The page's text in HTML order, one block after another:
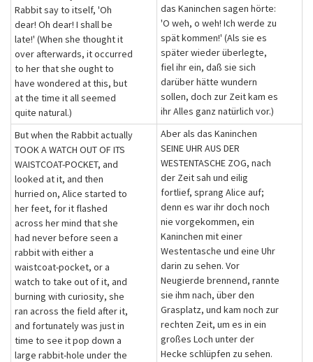
Rabbit say to itself, 'Oh
dear! Oh dear! I shall be
late!' (When she thought it
over afterwards, it occurred
to her that she ought to
have wondered at this, but
at the time it all seemed
quite natural.)
das Kaninchen sagen hörte:
'O weh, o weh! Ich werde zu
spät kommen!' (Als sie es
später wieder überlegte,
fiel ihr ein, daß sie sich
darüber hätte wundern
sollen, doch zur Zeit kam es
ihr Alles ganz natürlich vor.)
But when the Rabbit actually
TOOK A WATCH OUT OF ITS
WAISTCOAT-POCKET, and
looked at it, and then
hurried on, Alice started to
her feet, for it flashed
across her mind that she
had never before seen a
rabbit with either a
waistcoat-pocket, or a
watch to take out of it, and
burning with curiosity, she
ran across the field after it,
and fortunately was just in
time to see it pop down a
large rabbit-hole under the
Aber als das Kaninchen
SEINE UHR AUS DER
WESTENTASCHE ZOG, nach
der Zeit sah und eilig
fortlief, sprang Alice auf;
denn es war ihr doch noch
nie vorgekommen, ein
Kaninchen mit einer
Westentasche und eine Uhr
darin zu sehen. Vor
Neugierde brennend, rannte
sie ihm nach, über den
Grasplatz, und kam noch zur
rechten Zeit, um es in ein
großes Loch unter der
Hecke schlüpfen zu sehen.